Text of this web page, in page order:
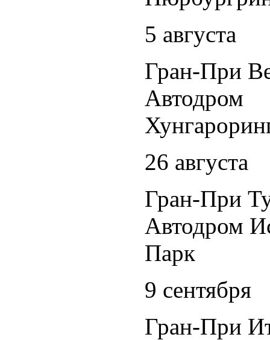
5 августа
Гран-При
Автодром
26 августа
Гран-При
Автодром
Парк
9 сентября
Гран-При